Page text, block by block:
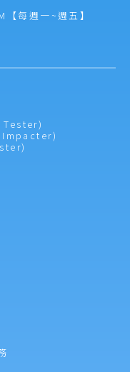
每週一~週五】
Tester)
Impacter)